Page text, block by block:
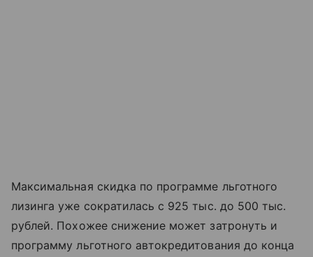
Максимальная скидка по программе льготного
лизинга уже сократилась с 925 тыс. до 500 тыс.
рублей. Похожее снижение может затронуть и
программу льготного автокредитования до конца